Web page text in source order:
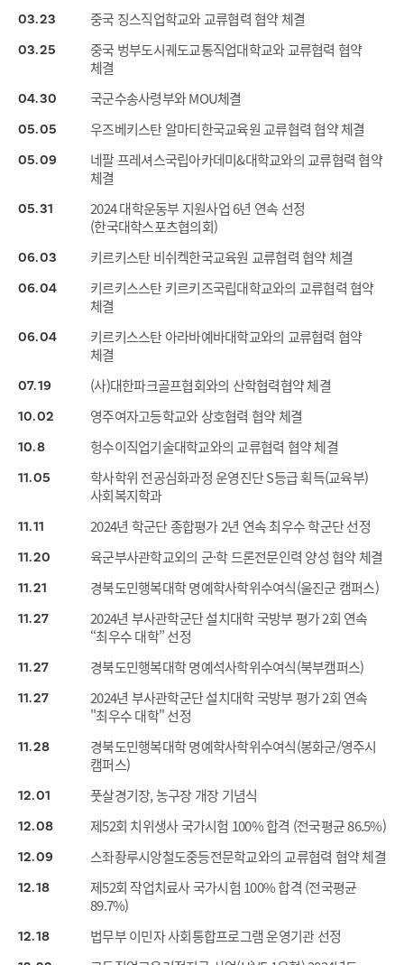
03 23 중국 징스직업학교와 교류협력 협약 체결
03 25
중국 벙부도시궤도교통직업대학교와 교류협력 협약
체결
04 30 국군수송사령부와 MOU체결
05 05 우즈베키스탄 알마티한국교육원 교류협력 협약 체결
05 09
네팔 프레셔스국립아카데미&대학교와의 교류협력 협약
체결
05 31
2024 대학운동부 지원사업 6년 연속 선정
(한국대학스포츠협의회)
06 03 키르키스탄 비쉬켁한국교육원 교류협력 협약 체결
06 04
키르키스스탄 키르키즈국립대학교와의 교류협력 협약
체결
06 04
키르키스스탄 아라바예바대학교와의 교류협력 협약
체결
07 19 (사)대한파크골프협회와의 산학협력협약 체결
10 02 영주여자고등학교와 상호협력 협약 체결
10 8 헝수이직업기술대학교와의 교류협력 협약 체결
11 05
학사학위 전공심화과정 운영진단 S등급 획득(교육부)
사회복지학과
11 11 2024년 학군단 종합평가 2년 연속 최우수 학군단 선정
11 20 육군부사관학교외의 군·학 드론전문인력 양성 협약 체결
11 21 경북도민행복대학 명예학사학위수여식(울진군 캠퍼스)
11 27
2024년 부사관학군단 설치대학 국방부 평가 2회 연속
“최우수 대학” 선정
11 27 경북도민행복대학 명예석사학위수여식(북부캠퍼스)
11 27
2024년 부사관학군단 설치대학 국방부 평가 2회 연속
"최우수 대학" 선정
11 28
경북도민행복대학 명예학사학위수여식(봉화군/영주시
캠퍼스)
12 01 풋살경기장, 농구장 개장 기념식
12 08 제52회 치위생사 국가시험 100% 합격 (전국평균 86.5%)
12 09 스좌좡루시앙철도중등전문학교와의 교류협력 협약 체결
12 18
제52회 작업치료사 국가시험 100% 합격 (전국평균
89.7%)
12 18 법무부 이민자 사회통합프로그램 운영기관 선정